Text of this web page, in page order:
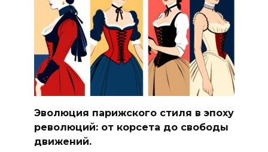
Эволюция парижского стиля в эпоху
революций: от корсета до свободы
движений.